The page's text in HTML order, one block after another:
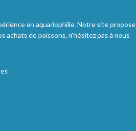
en aquariophilie. Notre site propose
achats de poissons, n'hésitez pas à nous